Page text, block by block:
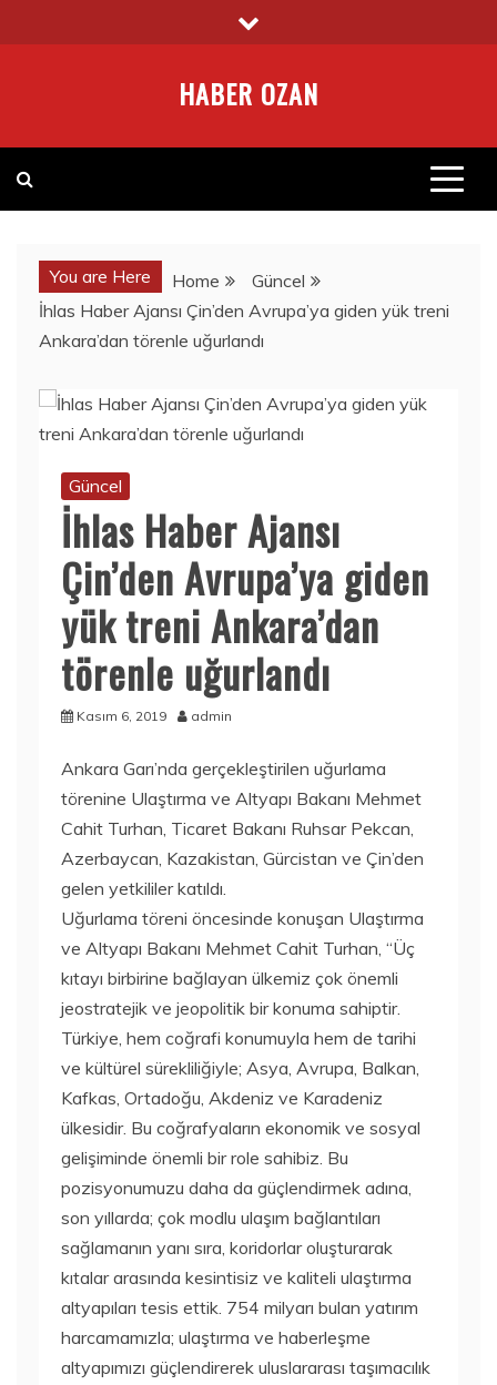
to
HABER OZAN
You are Here Home
Güncel
İhlas Haber Ajansı Çin’den Avrupa’ya giden yük treni
Ankara’dan törenle uğurlandı
Güncel
İhlas Haber Ajansı
Çin’den Avrupa’ya giden
yük treni Ankara’dan
törenle uğurlandı
Kasım 6, 2019 admin
Ankara Garı’nda gerçekleştirilen uğurlama
törenine Ulaştırma ve Altyapı Bakanı Mehmet
Cahit Turhan, Ticaret Bakanı Ruhsar Pekcan,
Azerbaycan, Kazakistan, Gürcistan ve Çin’den
gelen yetkililer katıldı.
Uğurlama töreni öncesinde konuşan Ulaştırma
ve Altyapı Bakanı Mehmet Cahit Turhan, “Üç
kıtayı birbirine bağlayan ülkemiz çok önemli
jeostratejik ve jeopolitik bir konuma sahiptir.
Türkiye, hem coğrafi konumuyla hem de tarihi
ve kültürel sürekliliğiyle; Asya, Avrupa, Balkan,
Kafkas, Ortadoğu, Akdeniz ve Karadeniz
ülkesidir. Bu coğrafyaların ekonomik ve sosyal
gelişiminde önemli bir role sahibiz. Bu
pozisyonumuzu daha da güçlendirmek adına,
son yıllarda; çok modlu ulaşım bağlantıları
sağlamanın yanı sıra, koridorlar oluşturarak
kıtalar arasında kesintisiz ve kaliteli ulaştırma
altyapıları tesis ettik. 754 milyarı bulan yatırım
harcamamızla; ulaştırma ve haberleşme
altyapımızı güçlendirerek uluslararası taşımacılık